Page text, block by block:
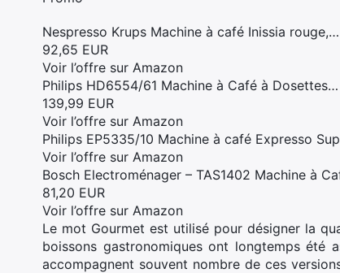
Nespresso Krups Machine à café Inissia rouge,…
92,65 EUR
Voir l’offre sur Amazon
Philips HD6554/61 Machine à Café à Dosettes…
139,99 EUR
Voir l’offre sur Amazon
Philips EP5335/10 Machine à café Expresso
Voir l’offre sur Amazon
Bosch Electroménager – TAS1402 Machine à
81,20 EUR
Voir l’offre sur Amazon
Le mot Gourmet est utilisé pour désigner la
boissons gastronomiques ont longtemps été
accompagnent souvent nombre de ces